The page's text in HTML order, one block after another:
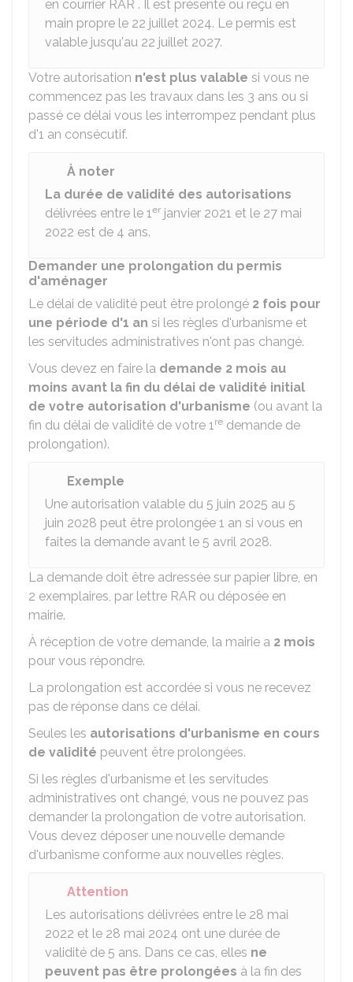
en courrier RAR . Il est présenté ou reçu en
main propre le 22 juillet 2024. Le permis est
valable jusqu'au 22 juillet 2027.
Votre autorisation n'est plus valable si vous ne
commencez pas les travaux dans les 3 ans ou si
passé ce délai vous les interrompez pendant plus
d'1 an consécutif.
À noter
La durée de validité des autorisations
délivrées entre le 1er janvier 2021 et le 27 mai
2022 est de 4 ans.
Demander une prolongation du permis
d'aménager
Le délai de validité peut être prolongé 2 fois pour
une période d'1 an si les règles d'urbanisme et
les servitudes administratives n'ont pas changé.
Vous devez en faire la demande 2 mois au
moins avant la fin du délai de validité initial
de votre autorisation d'urbanisme (ou avant la
fin du délai de validité de votre 1re demande de
prolongation).
Exemple
Une autorisation valable du 5 juin 2025 au 5
juin 2028 peut être prolongée 1 an si vous en
faites la demande avant le 5 avril 2028.
La demande doit être adressée sur papier libre, en
2 exemplaires, par lettre RAR ou déposée en
mairie.
À réception de votre demande, la mairie a 2 mois
pour vous répondre.
La prolongation est accordée si vous ne recevez
pas de réponse dans ce délai.
Seules les autorisations d'urbanisme en cours
de validité peuvent être prolongées.
Si les règles d'urbanisme et les servitudes
administratives ont changé, vous ne pouvez pas
demander la prolongation de votre autorisation.
Vous devez déposer une nouvelle demande
d'urbanisme conforme aux nouvelles règles.
Attention
Les autorisations délivrées entre le 28 mai
2022 et le 28 mai 2024 ont une durée de
validité de 5 ans. Dans ce cas, elles ne
peuvent pas être prolongées à la fin des